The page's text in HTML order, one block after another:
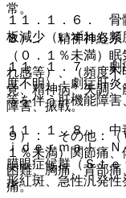
常。
８）． 精神神経系
（０．１％未満）
れ感等）、（頻度
覚、精神病、失調
障害、振戦。
９）． その他：（
１％未満）関節痛
困難、胸痛、背部
痛。
１１．１．６． 骨
板減少（いずれも頻
１１．１．７． 劇
度不明）：劇症肝
等を伴う肝機能障
１１．１．８． 中
ｉｄｅｒｍａｌ Ｎ
膜眼症候群（Ｓｔ
形紅斑、急性汎発性